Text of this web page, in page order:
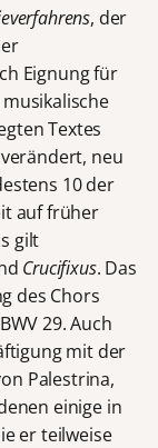
, der
Eignung für
Textes
neu
10 der
auf früher
gilt
Crucifixus. Das
des Chors
29. Auch
mit der
Palestrina,
einige in
er teilweise